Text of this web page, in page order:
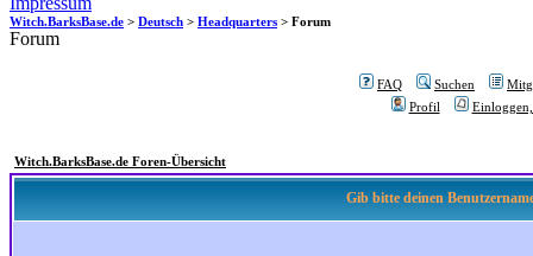
Witch.BarksBase.de > Deutsch > Headquarters > Forum
Forum
FAQ Suchen
Profil
Witch.BarksBase.de Foren-Übersicht
Gib bitte deinen